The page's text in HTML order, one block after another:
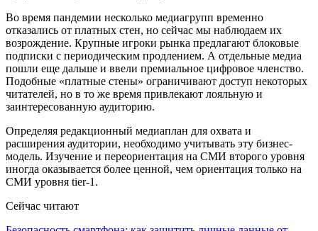
Во время пандемии несколько медиагрупп временно
отказались от платных стен, но сейчас мы наблюдаем их
возрождение. Крупные игроки рынка предлагают блоковые
подписки с периодическим продлением. А отдельные медиа
пошли еще дальше и ввели премиальное цифровое членство.
Подобные «платные стены» ограничивают доступ некоторых
читателей, но в то же время привлекают лояльную и
заинтересованную аудиторию.
Определяя редакционный медиаплан для охвата и
расширения аудитории, необходимо учитывать эту бизнес-
модель. Изучение и переориентация на СМИ второго уровня
иногда оказывается более ценной, чем ориентация только на
СМИ уровня tier-1.
Сейчас читают